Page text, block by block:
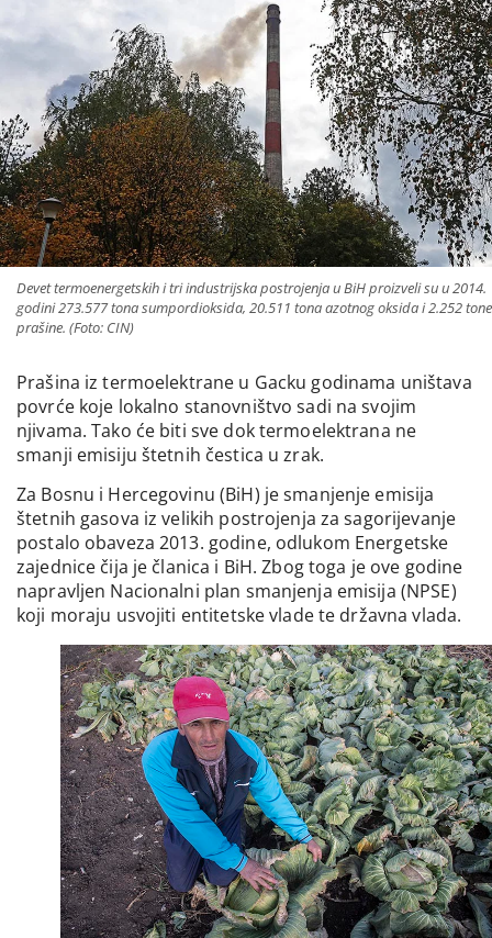
Devet termoenergetskih i tri industrijska postrojenja u BiH proizveli su u 2014.
godini 273.577 tona sumpordioksida, 20.511 tona azotnog oksida i 2.252 tone
prašine. (Foto: CIN)
Prašina iz termoelektrane u Gacku godinama uništava
povrće koje lokalno stanovništvo sadi na svojim
njivama. Tako će biti sve dok termoelektrana ne
smanji emisiju štetnih čestica u zrak.
Za Bosnu i Hercegovinu (BiH) je smanjenje emisija
štetnih gasova iz velikih postrojenja za sagorijevanje
postalo obaveza 2013. godine, odlukom Energetske
zajednice čija je članica i BiH. Zbog toga je ove godine
napravljen Nacionalni plan smanjenja emisija (NPSE)
koji moraju usvojiti entitetske vlade te državna vlada.